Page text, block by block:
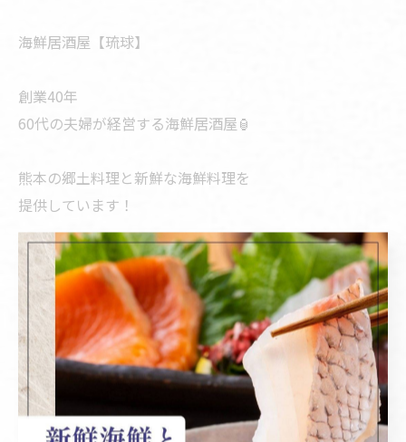
海鮮居酒屋【琉球】
創業40年
60代の夫婦が経営する海鮮居酒屋🏮
熊本の郷土料理と新鮮な海鮮料理を
提供しています！
📢 information
住所：熊本県菊池郡菊陽町新山2-11-33
営業時間：18:00〜23:00
定休日：日曜、月曜
(日曜は前日までの予約で営業いたします)
電話番号：096-233-4146
支払い：現金、クレジットカードなど